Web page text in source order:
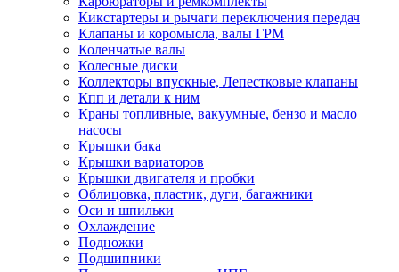
Кикстартеры и рычаги переключения передач
Клапаны и коромысла, валы ГРМ
Коленчатые валы
Колесные диски
Коллекторы впускные, Лепестковые клапаны
Кпп и детали к ним
Краны топливные, вакуумные, бензо и масло
насосы
Крышки бака
Крышки вариаторов
Крышки двигателя и пробки
Облицовка, пластик, дуги, багажники
Оси и шпильки
Охлаждение
Подножки
Подшипники